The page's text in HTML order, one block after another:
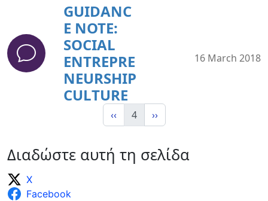
GUIDANC
E NOTE:
SOCIAL
ENTREPRE
NEURSHIP
CULTURE
16 March 2018
‹‹ 4 ››
Διαδώστε αυτή τη σελίδα
X
Facebook